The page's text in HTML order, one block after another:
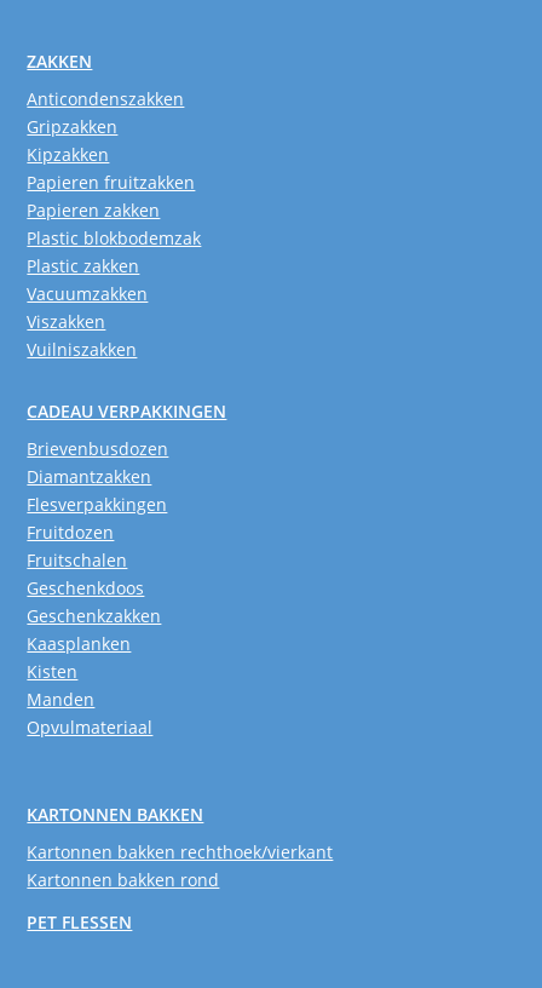
ZAKKEN
Anticondenszakken
Gripzakken
Kipzakken
Papieren fruitzakken
Papieren zakken
Plastic blokbodemzak
Plastic zakken
Vacuumzakken
Viszakken
Vuilniszakken
CADEAU VERPAKKINGEN
Brievenbusdozen
Diamantzakken
Flesverpakkingen
Fruitdozen
Fruitschalen
Geschenkdoos
Geschenkzakken
Kaasplanken
Kisten
Manden
Opvulmateriaal
KARTONNEN BAKKEN
Kartonnen bakken rechthoek/vierkant
Kartonnen bakken rond
PET FLESSEN